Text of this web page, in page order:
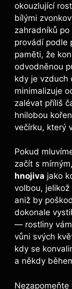
okouzlující
bílými
zahradníků
provádí podle
paměti, že
odvodněnou
kdy je vzduch
minimalizuje
zalévat příliš
hnilobou
večírku, který
Pokud
začít s
hnojiva jako
volbou,
aniž by
dokonale
— rostliny
vůni svých
kdy se
a někdy
Nezapomeňte